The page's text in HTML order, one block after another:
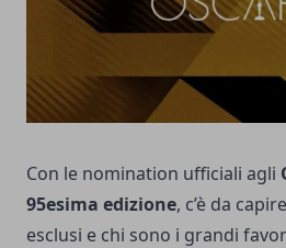
Con le nomination ufficiali agli
95esima edizione, c’è da
esclusi e chi sono i grandi